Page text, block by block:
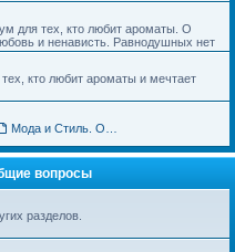
для тех, кто любит ароматы. О
и ненависть. Равнодушных нет
кто любит ароматы и мечтает
вопросы
разделов.